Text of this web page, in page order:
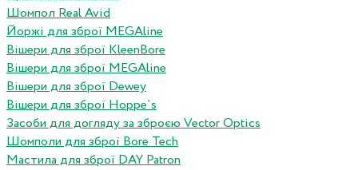
Шомпол Real Avid
Йоржі для зброї MEGAline
Вішери для зброї KleenBore
Вішери для зброї MEGAline
Вішери для зброї Dewey
Вішери для зброї Hoppe`s
Засоби для догляду за зброєю Vector Optics
Шомполи для зброї Bore Tech
Мастила для зброї DAY Patron